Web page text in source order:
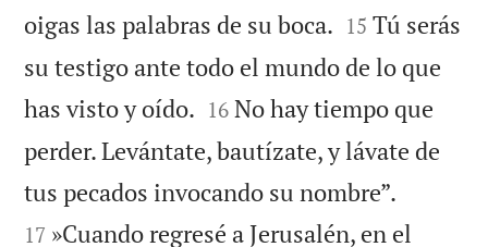
oigas las palabras de su boca. 

15 Tú serás
su testigo ante todo el mundo de lo que
has visto y oído. 

16 No hay tiempo que
perder. Levántate, bautízate, y lávate de
tus pecados invocando su nombre”.
17 »Cuando regresé a Jerusalén, en el